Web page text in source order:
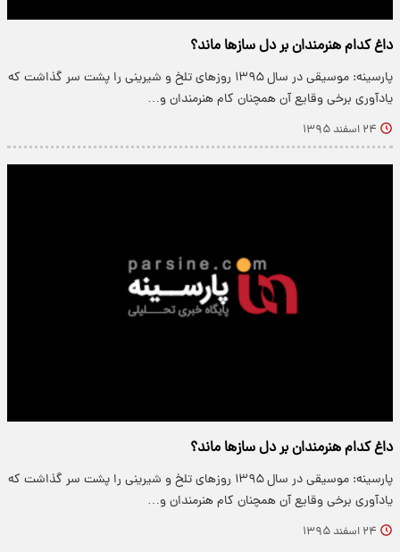
داغ کدام هنرمندان بر دل سازها ماند؟
پارسینه: موسیقی در سال ۱۳۹۵ روزهای تلخ و شیرینی را پشت سر گذاشت که
یادآوری برخی وقایع آن همچنان کام هنرمندان و…
۲۴ اسفند ۱۳۹۵
داغ کدام هنرمندان بر دل سازها ماند؟
پارسینه: موسیقی در سال ۱۳۹۵ روزهای تلخ و شیرینی را پشت سر گذاشت که
یادآوری برخی وقایع آن همچنان کام هنرمندان و…
۲۴ اسفند ۱۳۹۵